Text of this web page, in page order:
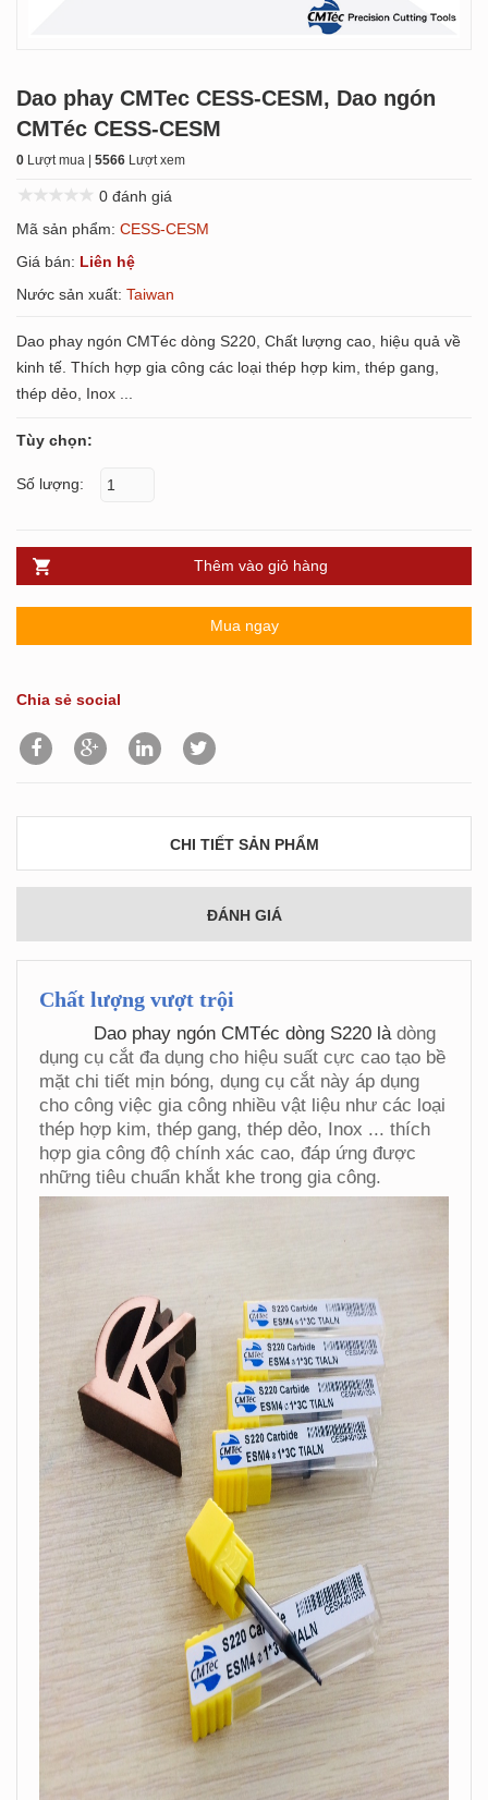
Dao phay CMTec CESS-CESM, Dao ngón
CMTéc CESS-CESM
0 Lượt mua | 5566 Lượt xem
0 đánh giá
Mã sản phẩm: CESS-CESM
Giá bán: Liên hệ
Nước sản xuất: Taiwan
Dao phay ngón CMTéc dòng S220, Chất lượng cao, hiệu quả về
kinh tế. Thích hợp gia công các loại thép hợp kim, thép gang,
thép dẻo, Inox ...
Tùy chọn:
Số lượng:
Thêm vào giỏ hàng
Mua ngay
Chia sẻ social
CHI TIẾT SẢN PHẨM
ĐÁNH GIÁ
Chất lượng vượt trội
Dao phay ngón CMTéc dòng S220 là dòng
dụng cụ cắt đa dụng cho hiệu suất cực cao tạo bề
mặt chi tiết mịn bóng, dụng cụ cắt này áp dụng
cho công việc gia công nhiều vật liệu như các loại
thép hợp kim, thép gang, thép dẻo, Inox ... thích
hợp gia công độ chính xác cao, đáp ứng được
những tiêu chuẩn khắt khe trong gia công.